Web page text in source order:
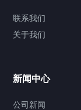
关于我们
联系我们
联系我们
关于我们
新闻中心
公司新闻